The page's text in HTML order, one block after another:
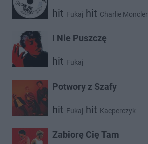
hit Fukaj hit Charlie Moncler
I Nie Puszczę
hit Fukaj
Potwory z Szafy
hit Fukaj hit Kacperczyk
Zabiorę Cię Tam